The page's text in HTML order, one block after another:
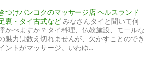
つけバンコクのマッサージ店 ヘルスランド
裏・タイ古式などみなさんタイと聞いて何
かべますか？タイ料理、仏教施設、モールな
魅力は数え切れませんが、欠かすことのでき
ントがマッサージ。いわゆ...